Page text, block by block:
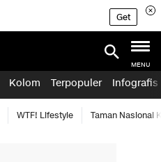
Get
MENU
Kolom Terpopuler Infografis
WTF! Lifestyle Taman Nasional